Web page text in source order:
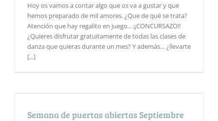
Hoy os vamos a contar algo que os va a gustar y que
hemos preparado de mil amores. ¿Que de qué se trata?
Atención que hay regalito en juego... ¡¡CONCURSAZO!!
¿Quieres disfrutar gratuitamente de todas las clases de
danza que quieras durante un mes? Y además… ¿llevarte
[...]
Semana de puertas abiertas Septiembre